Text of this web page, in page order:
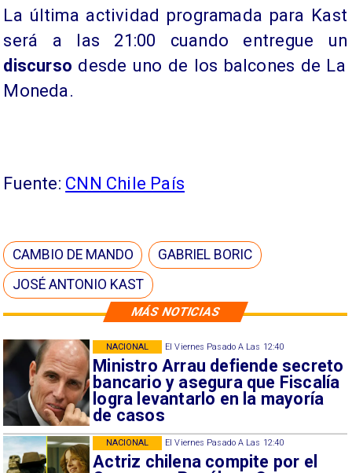
MÁS NOTICIAS
El Viernes Pasado A Las 12:40
Ministro Arrau defiende secreto
bancario y asegura que Fiscalía
logra levantarlo en la mayoría
de casos
NACIONAL
El Viernes Pasado A Las 12:40
Actriz chilena compite por el
NACIONAL
La última actividad programada para Kast
será a las 21:00 cuando entregue un
discurso desde uno de los balcones de La
Moneda.
Fuente: CNN Chile País
CAMBIO DE MANDO
GABRIEL BORIC
JOSÉ ANTONIO KAST